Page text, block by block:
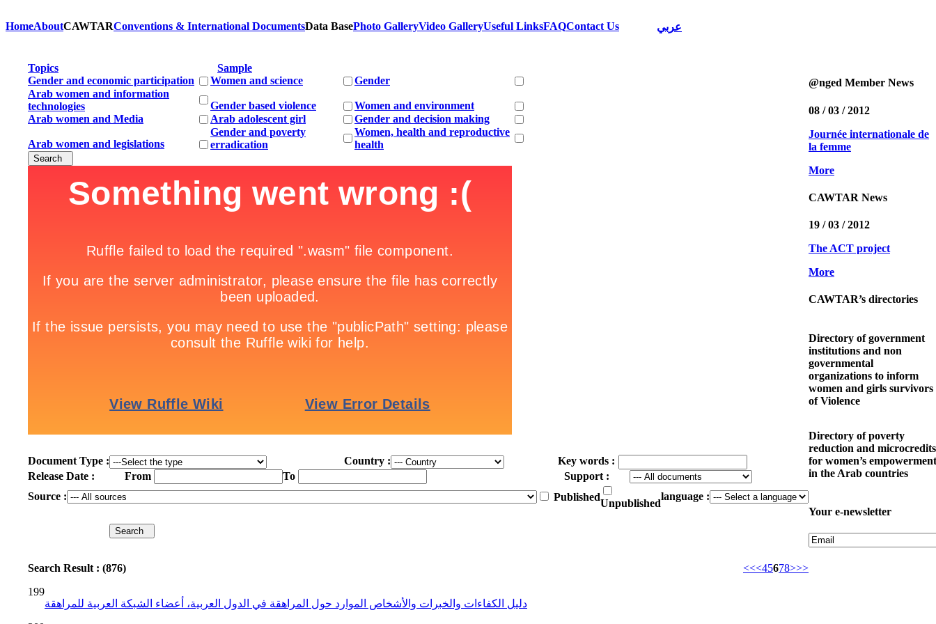
HomeAboutCAWTARConventions & International DocumentsData BasePhoto GalleryVideo GalleryUseful LinksFAQContact Us عربي
Topics
Sample
Gender and economic participation
Women and science
Gender
Arab women and information
technologies
Gender based violence
Women and environment
Arab women and Media
Arab adolescent girl Gender and decision making
Arab women and legislations
Gender and poverty
erradication
Women, health and reproductive
health
Document Type : Country :
Key words :
Release Date :
From To
Support :
Source :
Published
Unpublished
language :
Search Result : (876) <<<45678>>>
199
دليل الكفاءات والخبرات والأشخاص الموارد حول المراهقة في الدول العربية، أعضاء الشبكة العربية للمراهقة
@nged Member News
08 / 03 / 2012
Journée internationale de
la femme
More
CAWTAR News
19 / 03 / 2012
The ACT project
More
CAWTAR’s directories
Directory of government
institutions and non
governmental
organizations to inform
women and girls survivors
of Violence
Directory of poverty
reduction and microcredits
for women’s empowerment
in the Arab countries
Your e-newsletter